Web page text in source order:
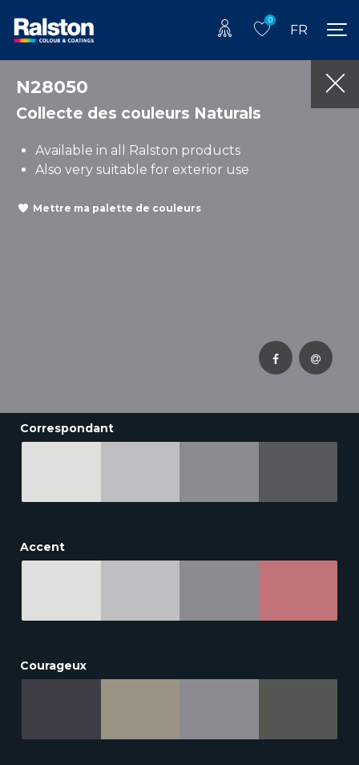
0
FR
N28050
Collecte des couleurs Naturals
Available in all Ralston products
Also very suitable for exterior use
Mettre ma palette de couleurs
Correspondant
Accent
Courageux